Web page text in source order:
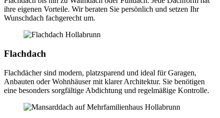
ihre eigenen Vorteile. Wir beraten Sie persönlich und setzen Ihr
Wunschdach fachgerecht um.
Flachdach
Flachdächer sind modern, platzsparend und ideal für Garagen,
Anbauten oder Wohnhäuser mit klarer Architektur. Sie benötigen
eine besonders sorgfältige Abdichtung und regelmäßige Kontrolle.